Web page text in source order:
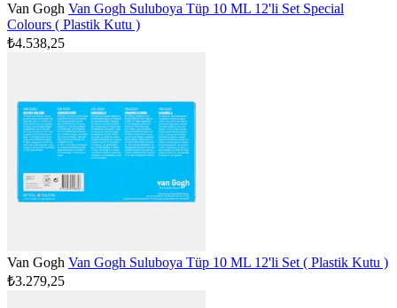
Van Gogh Van Gogh Suluboya Tüp 10 ML 12'li Set Special
Colours ( Plastik Kutu )
₺4.538,25
Van Gogh Van Gogh Suluboya Tüp 10 ML 12'li Set ( Plastik Kutu )
₺3.279,25